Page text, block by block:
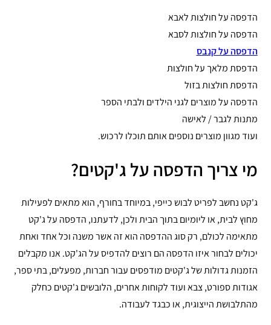
הדפסה על חולצות לאבא
הדפסה על חולצות לסבא
הדפסה על קנבס
הדפסת מלאך על חולצות
הדפסת חולצות בזול
הדפסה על מוצרים לגני הילדים ולבתי הספר
מתנות לגבר / לאישה
ועוד מגוון מוצרים נוספים אותם תוכלו לרכוש.
מי צריך הדפסה על ג'קטים?
ג'קט נחשב לפריט לבוש כייפי, במיוחד בחורף, הוא מתאים לפעילות
מחוץ לבית, או ליומיום בתוך הבית ולכן, לדעתנו, הדפסה על ג'קט
מתאימה לכולם, רק סוג ההדפסה הוא זה אשר משנה וכל אחד ואחת
יכולים לבחור איזו הדפסה הם רוצים להדפיס על הג'קט. אנו מקבלים
הזמנות גדולות של ג'קטים מודפסים עבור חברות, מפעלים, בתי ספר,
אגודות ספורט, צבא ועוד לקוחות אחרים, הלובשים ג'קטים כחלק
מהתלבושת הייצוגית, או כבגד לעבודה.